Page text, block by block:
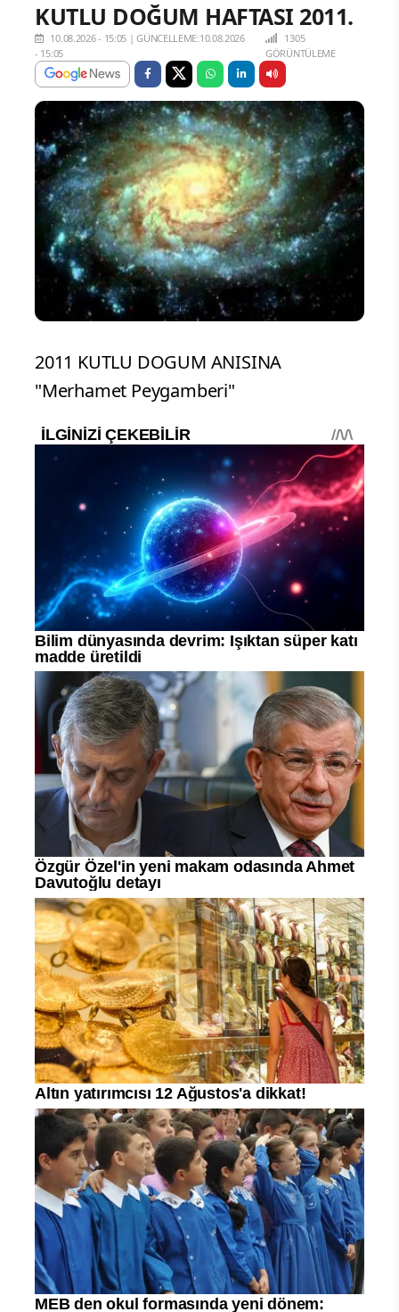
KUTLU DOĞUM HAFTASI 2011.
10.08.2026 - 15:05 |GÜNCELLEME:10.08.2026
- 15:05
1305
GÖRÜNTÜLEME
2011 KUTLU DOGUM ANISINA
"Merhamet Peygamberi"